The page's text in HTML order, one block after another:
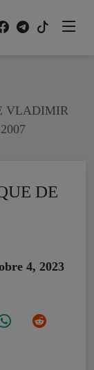
VLADIMIR
DE
4, 2023